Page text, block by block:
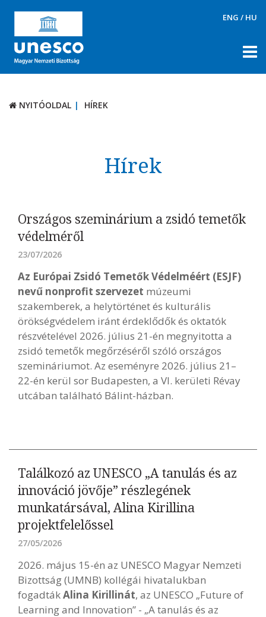
ENG / HU
DOKUMENTUMTÁR
KAPCSOLAT
Kövess minket unescohungary
Adatkezelési tájékoztató Impresszum
Technikai információk
RSS
NYITÓOLDAL HÍREK
Hírek
Országos szeminárium a zsidó temetők
védelméről
23/07/2026
Az Európai Zsidó Temetők Védelméért (ESJF)
nevű nonprofit szervezet múzeumi
szakemberek, a helytörténet és kulturális
örökségvédelem iránt érdeklődők és oktatók
részvételével 2026. július 21-én megnyitotta a
zsidó temetők megőrzéséről szóló országos
szemináriumot. Az eseményre 2026. július 21–
22-én kerül sor Budapesten, a VI. kerületi Révay
utcában található Bálint-házban.
Találkozó az UNESCO „A tanulás és az
innováció jövője” részlegének
munkatársával, Alina Kirillina
projektfelelőssel
27/05/2026
2026. május 15-én az UNESCO Magyar Nemzeti
Bizottság (UMNB) kollégái hivatalukban
fogadtákAlina Kirillinát, az UNESCO „Future of
Learning and Innovation” - „A tanulás és az